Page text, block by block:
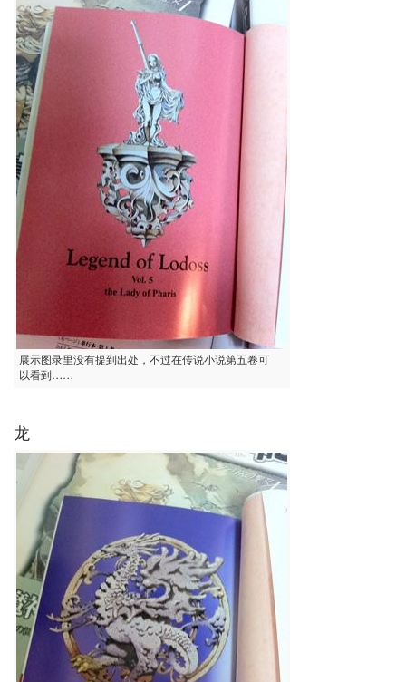
展示图录里没有提到出处，不过在传说小说第五卷可
以看到……
龙